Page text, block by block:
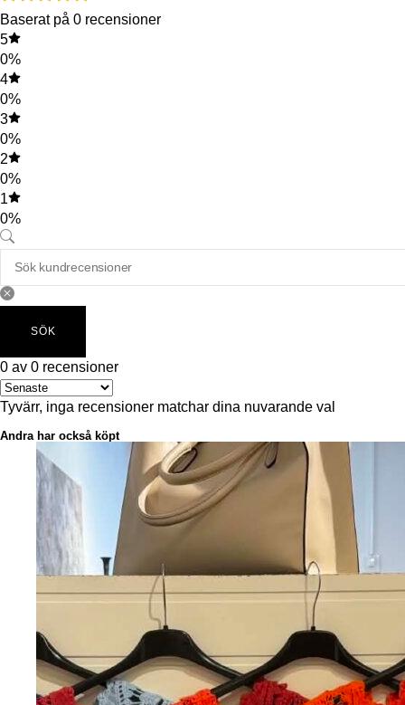
Baserat på 0 recensioner
5
0%
4
0%
3
0%
2
0%
1
0%
SÖK
0 av 0 recensioner
Tyvärr, inga recensioner matchar dina nuvarande val
Andra har också köpt